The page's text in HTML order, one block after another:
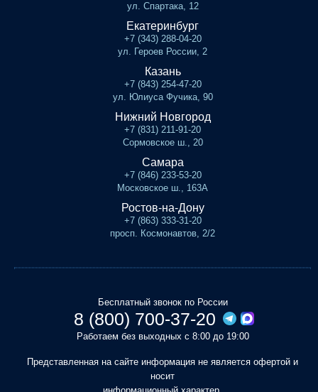
ул. Спартака, 12
Екатеринбург
+7 (343) 288-04-20
ул. Героев России, 2
Казань
+7 (843) 254-47-20
ул. Юлиуса Фучика, 90
Нижний Новгород
+7 (831) 211-91-20
Сормовское ш., 20
Самара
+7 (846) 233-53-20
Московское ш., 163А
Ростов-на-Дону
+7 (863) 333-31-20
просп. Космонавтов, 2/2
Бесплатный звонок по России
8 (800) 700-37-20
Работаем без выходных с 8:00 до 19:00
Представленная на сайте информация не является офертой и
носит